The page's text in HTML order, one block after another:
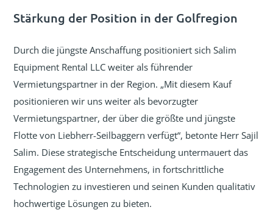
Stärkung der Position in der Golfregion
Durch die jüngste Anschaffung positioniert sich Salim
Equipment Rental LLC weiter als führender
Vermietungspartner in der Region. „Mit diesem Kauf
positionieren wir uns weiter als bevorzugter
Vermietungspartner, der über die größte und jüngste
Flotte von Liebherr-Seilbaggern verfügt“, betonte Herr Sajil
Salim. Diese strategische Entscheidung untermauert das
Engagement des Unternehmens, in fortschrittliche
Technologien zu investieren und seinen Kunden qualitativ
hochwertige Lösungen zu bieten.